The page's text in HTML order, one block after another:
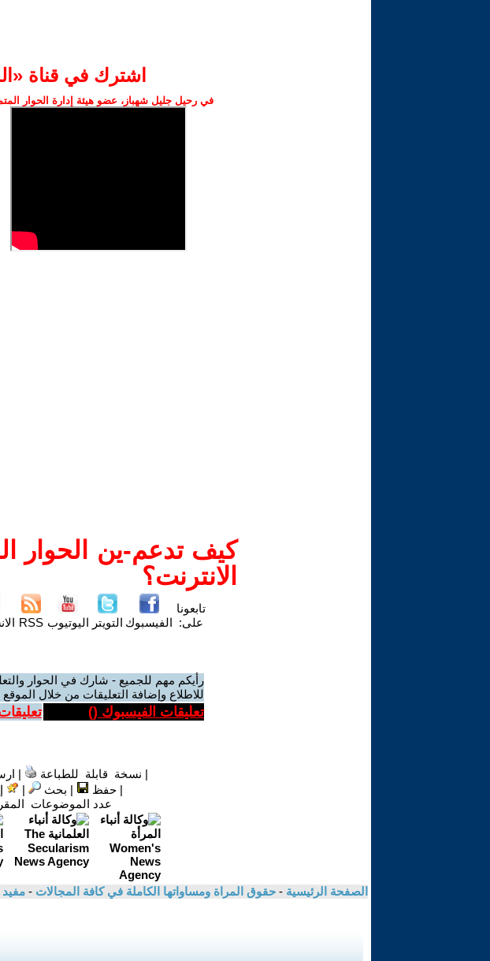
اشترك في قناة
في رحيل جليل شهباز، عضو هيئة إدارة الحوار
كيف تدعم-ين الحوار
الانترنت؟
تابعونا
على: الفيسبوك التويتر اليوتيوب RSS
رأيكم مهم للجميع - شارك في الحوار
للاطلاع وإضافة التعليقات من خلال
تعليقات الفيسبوك ()
| نسخة قابلة للطباعة |
|حفظ | بحث |
عدد الموضوعات
الصفحة الرئيسية - حقوق المراة ومساواتها الكاملة في كافة المجالات -